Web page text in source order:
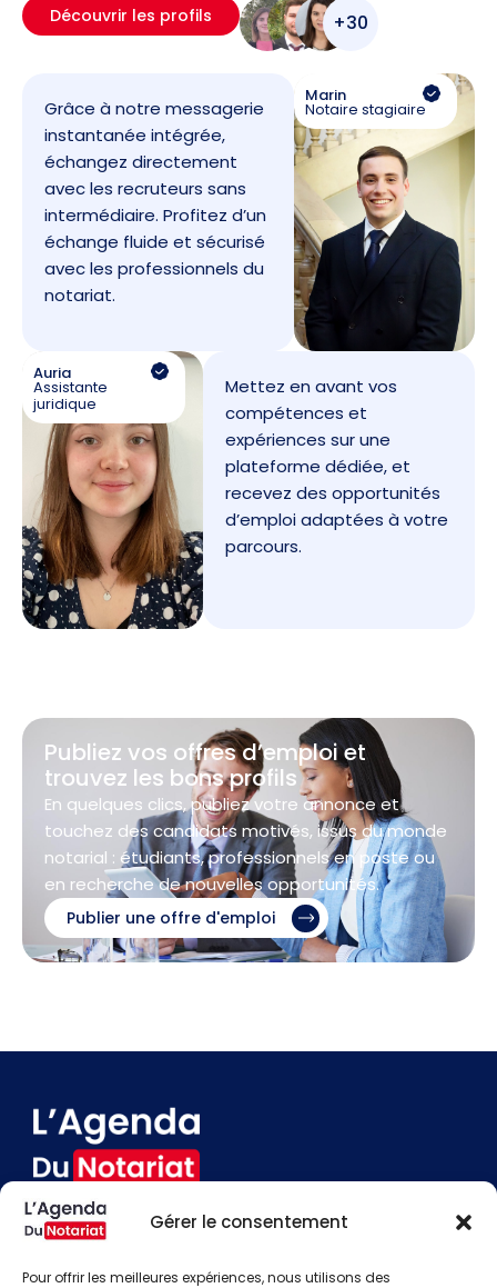
Gérer le consentement
Pour offrir les meilleures expériences, nous utilisons des
Découvrir les profils +30
Grâce à notre messagerie
instantanée intégrée,
échangez directement
avec les recruteurs sans
intermédiaire. Profitez d’un
échange fluide et sécurisé
avec les professionnels du
notariat.
Marin
Notaire stagiaire
Auria
Assistante
juridique
Mettez en avant vos
compétences et
expériences sur une
plateforme dédiée, et
recevez des opportunités
d’emploi adaptées à votre
parcours.
Publiez vos offres d’emploi et
trouvez les bons profils
En quelques clics, publiez votre annonce et
touchez des candidats motivés, issus du monde
notarial : étudiants, professionnels en poste ou
en recherche de nouvelles opportunités.
Publier une offre d'emploi
Contact